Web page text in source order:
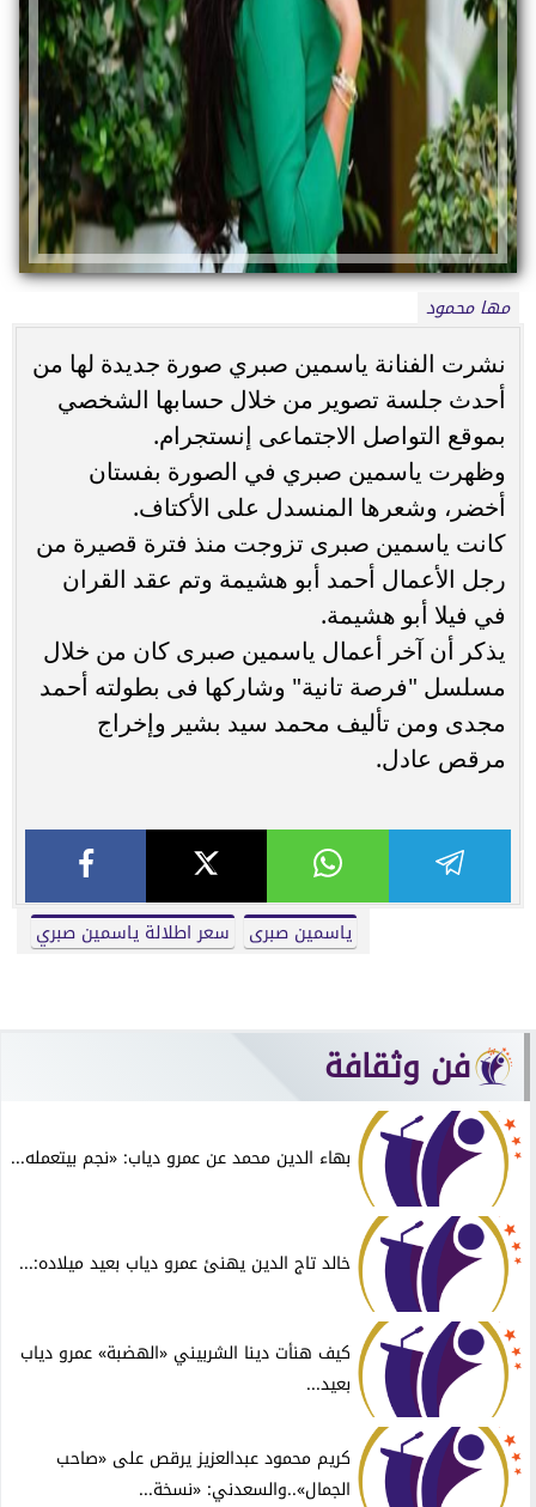
مها محمود
نشرت الفنانة ياسمين صبري صورة جديدة لها من
أحدث جلسة تصوير من خلال حسابها الشخصي
بموقع التواصل الاجتماعى إنستجرام.
وظهرت ياسمين صبري في الصورة بفستان
أخضر، وشعرها المنسدل على الأكتاف.
كانت ياسمين صبرى تزوجت منذ فترة قصيرة من
رجل الأعمال أحمد أبو هشيمة وتم عقد القران
في فيلا أبو هشيمة.
يذكر أن آخر أعمال ياسمين صبرى كان من خلال
مسلسل "فرصة تانية" وشاركها فى بطولته أحمد
مجدى ومن تأليف محمد سيد بشير وإخراج
مرقص عادل.
ياسمين صبرى سعر اطلالة ياسمين صبري
فن وثقافة
بهاء الدين محمد عن عمرو دياب: «نجم بيتعمله...
خالد تاج الدين يهنئ عمرو دياب بعيد ميلاده:...
كيف هنأت دينا الشربيني «الهضبة» عمرو دياب
بعيد...
كريم محمود عبدالعزيز يرقص على «صاحب
الجمال»..والسعدني: «نسخة...